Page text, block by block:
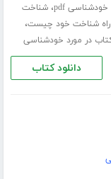
خودشناسی pdf ،شناخت
راه شناخت خود چیست،
در مورد خودشناسی
دانلود کتاب